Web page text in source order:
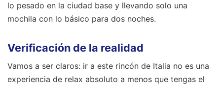
lo pesado en la ciudad base y llevando solo una
mochila con lo básico para dos noches.
Verificación de la realidad
Vamos a ser claros: ir a este rincón de Italia no es una
experiencia de relax absoluto a menos que tengas el